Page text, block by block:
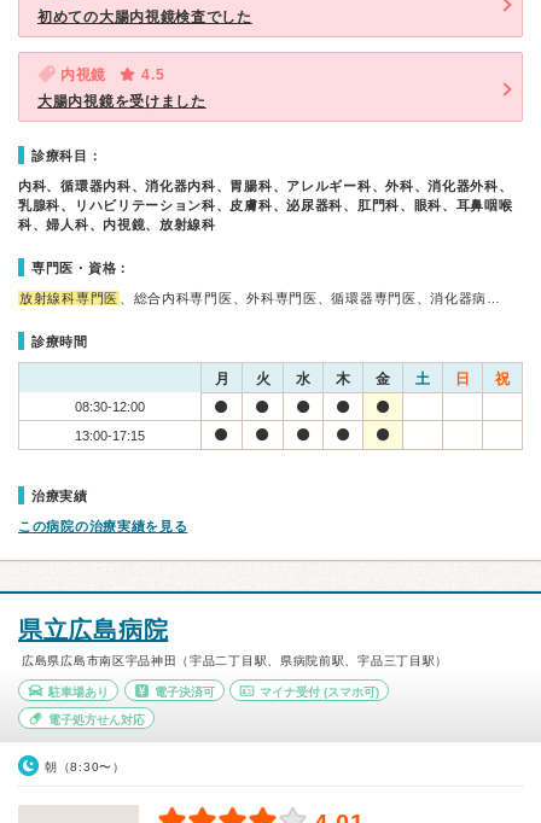
初めての大腸内視鏡検査でした
内視鏡
4.5
大腸内視鏡を受けました
診療科目：
内科、循環器内科、消化器内科、胃腸科、アレルギー科、外科、消化器外科、
乳腺科、リハビリテーション科、皮膚科、泌尿器科、肛門科、眼科、耳鼻咽喉
科、婦人科、内視鏡、放射線科
専門医・資格：
放射線科専門医 、総合内科専門医、外科専門医、循環器専門医、消化器病…
診療時間
月 火 水 木 金 土 日 祝
08:30-12:00
13:00-17:15
治療実績
この病院の治療実績を見る
県立広島病院
広島県広島市南区宇品神田（宇品二丁目駅、県病院前駅、宇品三丁目駅）
駐車場あり 電子決済可 マイナ受付 (スマホ可)
電子処方せん対応
朝（8:30〜）